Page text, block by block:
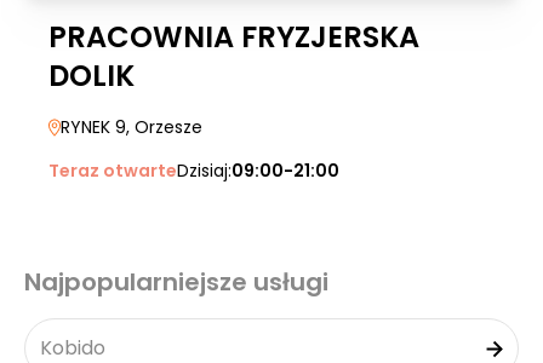
PRACOWNIA FRYZJERSKA
DOLIK
RYNEK 9, Orzesze
Teraz otwarteDzisiaj:09:00-21:00
Najpopularniejsze usługi
Kobido